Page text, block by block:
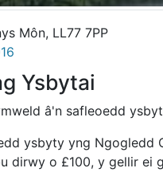
Môn, LL77 7PP
Ysbytai
â'n safleoedd
ysbyty yng Ngogledd
dirwy o £100, y gellir ei